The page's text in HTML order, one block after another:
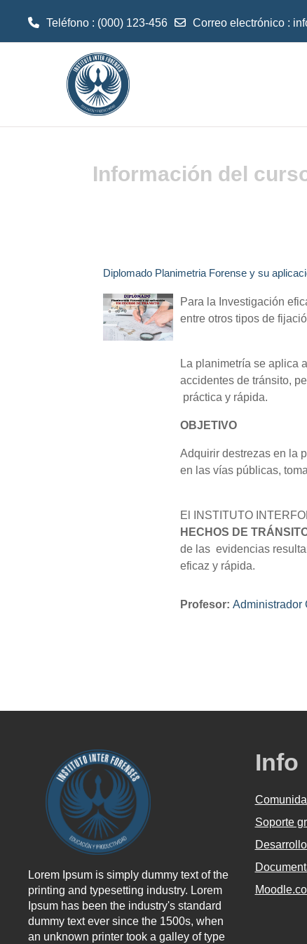
Teléfono : (000) 123-456 Correo electrónico :
Información del
Diplomado Planimetria Forense y su
Para la Investigación
entre otros tipos de
La planimetría se aplica
accidentes de tránsito,
práctica y rápida.
OBJETIVO
Adquirir destrezas en la
en las vías públicas,
El INSTITUTO
HECHOS DE
de las evidencias
eficaz y rápida.
Profesor: Administrador
Lorem Ipsum is simply dummy text of the
printing and typesetting industry. Lorem
Ipsum has been the industry's standard
dummy text ever since the 1500s, when
an unknown printer took a galley of type
Info
Soporte